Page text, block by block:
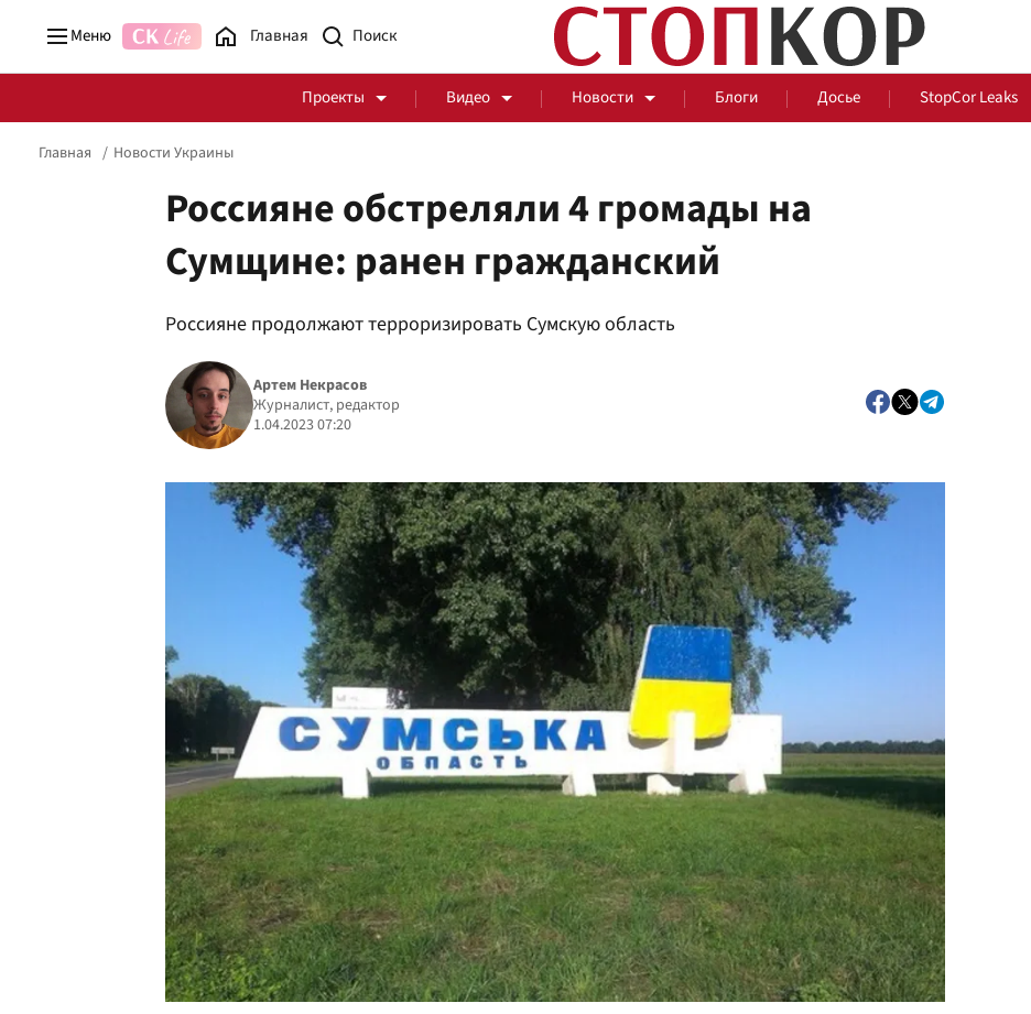
Меню Главная
Проекты Видео Новости Блоги Досье StopCor Leaks
Стоп Политической Коррупции Честные закупки За оградой
Здоровье
Главная Новости Украины
Россияне обстреляли 4 громады на
Сумщине: ранен гражданский
Россияне продолжают терроризировать Сумскую область
Артем Некрасов
Журналист, редактор
1.04.2023 07:20